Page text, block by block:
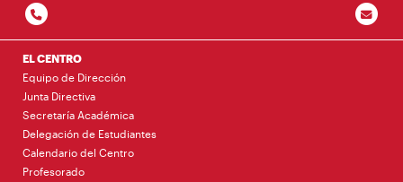
EL CENTRO
Equipo de Dirección
Junta Directiva
Secretaría Académica
Delegación de Estudiantes
Calendario del Centro
Profesorado